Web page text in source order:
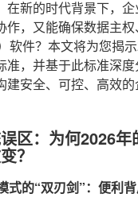
在新的时代背景下，
作，又能确保数据主
软件？本文将为您揭
准，并基于此标准深
建安全、可控、高效
区：为何2026
？
式的“双刃剑”：便利